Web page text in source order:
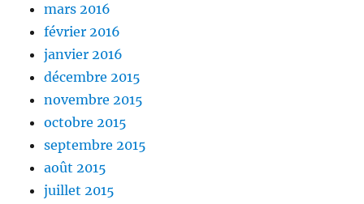
mars 2016
février 2016
janvier 2016
décembre 2015
novembre 2015
octobre 2015
septembre 2015
août 2015
juillet 2015